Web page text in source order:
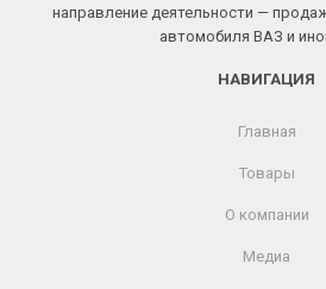
направление деятельности —
автомобиля ВАЗ и
НАВИГАЦИЯ
Главная
Товары
О компании
Медиа